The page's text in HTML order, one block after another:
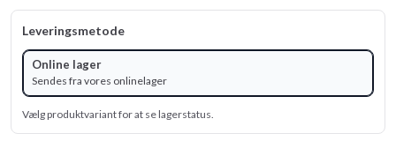
Leveringsmetode
Online lager
Sendes fra vores onlinelager
Vælg produktvariant for at se lagerstatus.